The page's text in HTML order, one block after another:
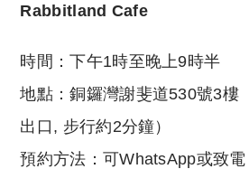
Rabbitland Cafe
時間：下午1時至晚上9時半
地點：銅鑼灣謝斐道530號3樓
出口, 步行約2分鐘）
預約方法：可WhatsApp或致